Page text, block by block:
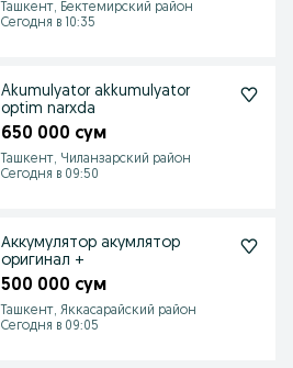
Ташкент, Бектемирский район
Сегодня в 10:35
Akumulyator akkumulyator
optim narxda
650 000 сум
Ташкент, Чиланзарский район
Сегодня в 09:50
Аккумулятор акумлятор
оригинал +
500 000 сум
Ташкент, Яккасарайский район
Сегодня в 09:05